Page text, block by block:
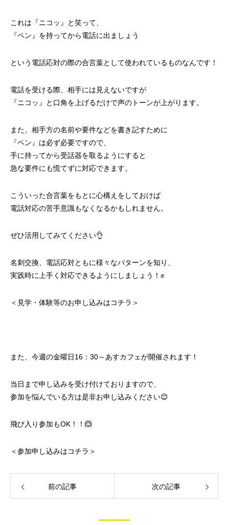
これは『ニコッ』と笑って、
『ペン』を持ってから電話に出ましょう
という電話応対の際の合言葉として使われているものなんです！
電話を受ける際、相手には見えないですが
『ニコッ』と口角を上げるだけで声のトーンが上がります。
また、相手方の名前や要件などを書き記すために
『ペン』は必ず必要ですので、
手に持ってから受話器を取るようにすると
急な要件にも慌てずに対応できます。
こういった合言葉をもとに心構えをしておけば
電話対応の苦手意識もなくなるかもしれません。
ぜひ活用してみてください👌
名刺交換、電話応対ともに様々なパターンを知り、
実践時に上手く対応できるようにしましょう！✊
＜見学・体験等のお申し込みはコチラ＞
また、今週の金曜日16：30～あすカフェが開催されます！
当日まで申し込みを受け付けておりますので、
参加を悩んでいる方は是非お申し込みください😊
飛び入り参加もOK！！🙆
＜参加申し込みはコチラ＞
前の記事 次の記事